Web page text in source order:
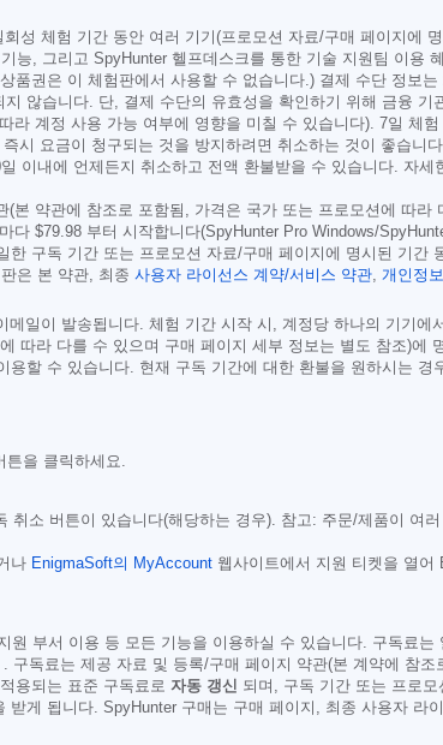
성 체험 기간 동안 여러 기기(프로모션 자료/구매 페이지에
능, 그리고 SpyHunter 헬프데스크를 통한 기술 지원팀 이용
권은 이 체험판에서 사용할 수 없습니다.) 결제 수단 정보
않습니다. 단, 결제 수단의 유효성을 확인하기 위해 금융
계정 사용 가능 여부에 영향을 미칠 수 있습니다). 7일 체
시 요금이 청구되는 것을 방지하려면 취소하는 것이 좋습니
이내에 언제든지 취소하고 전액 환불받을 수 있습니다. 자세
약관에 참조로 포함됨, 가격은 국가 또는 프로모션에 따
다 $79.98 부터 시작합니다(SpyHunter Pro Windows/
구독 기간 또는 프로모션 자료/구매 페이지에 명시된 기간
은 본 약관, 최종 사용자 라이선스 계약/서비스 약관, 개인정
일이 발송됩니다. 체험 기간 시작 시, 계정당 하나의 기기
따라 다를 수 있으며 구매 페이지 세부 정보는 별도 참조)에
할 수 있습니다. 현재 구독 기간에 대한 환불을 원하시는
튼을 클릭하세요.
취소 버튼이 있습니다(해당하는 경우). 참고: 주문/제품이 여
나 EnigmaSoft의 MyAccount 웹사이트에서 지원 티켓을 열어
부서 이용 등 모든 기능을 이용하실 수 있습니다. 구독료
. 구독료는 제공 자료 및 등록/구매 페이지 약관(본 계약에 참
용되는 표준 구독료로 자동 갱신
되며, 구독 기간 또는 프로
게 됩니다. SpyHunter 구매는 구매 페이지, 최종 사용자 라